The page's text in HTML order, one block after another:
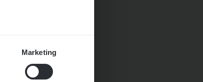
Marketing